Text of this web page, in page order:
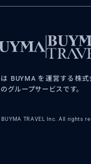
BUYMA を運営する株
グループサービスです。
TRAVEL Inc. All rights